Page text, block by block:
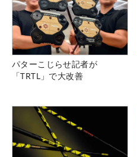
パターこじらせ記者が
「TRTL」で大改善